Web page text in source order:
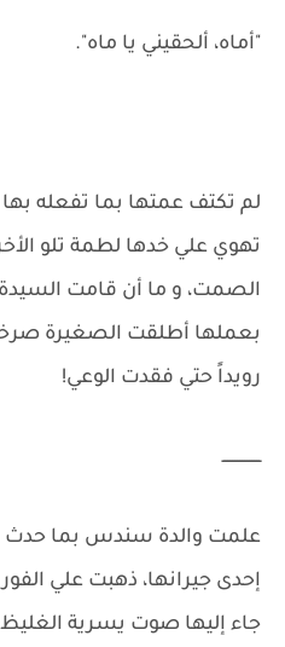
"أماه، ألحقيني يا ماه".
لم تكتف عمتها بما تفعله بها
تهوي علي خدها لطمة تلو
الصمت، و ما أن قامت
بعملها أطلقت الصغيرة
رويداً حتي فقدت الوعي!
ــــــــــــــــ
علمت والدة سندس بما حدث
إحدى جيرانها، ذهبت علي
جاء إليها صوت يسرية